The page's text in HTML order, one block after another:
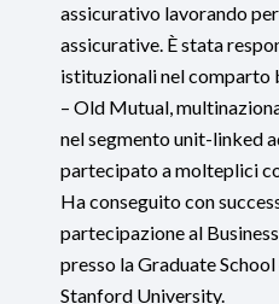
assicurativo lavorando
assicurative. È stata
istituzionali nel comparto
– Old Mutual,
nel segmento unit-linked
partecipato a molteplici
Ha conseguito con
partecipazione al
presso la Graduate
Stanford University.